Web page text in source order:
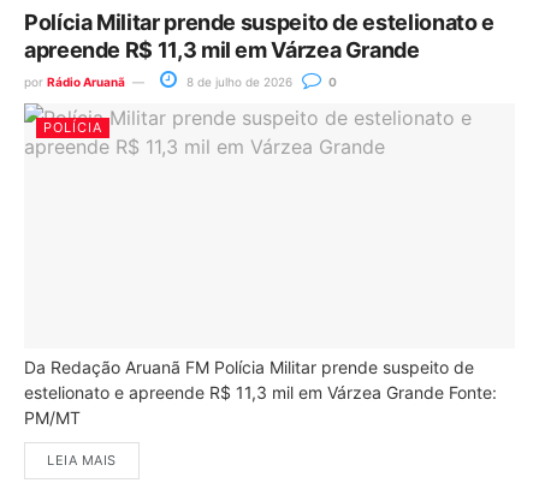
Polícia Militar prende suspeito de estelionato e
apreende R$ 11,3 mil em Várzea Grande
por Rádio Aruanã 8 de julho de 2026 0
POLÍCIA
Da Redação Aruanã FM Polícia Militar prende suspeito de
estelionato e apreende R$ 11,3 mil em Várzea Grande Fonte:
PM/MT
LEIA MAIS